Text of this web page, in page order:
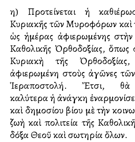
η) Προτείνεται ἡ
Κυριακῆς τῶν Μυροφόρων
ὡς ἡμέρας ἀφιερωμένης στὴν
Καθολικῆς Ὀρθοδοξίας, ὅπως
Κυριακὴ τῆς
ἀφιερωμένη στοὺς ἀγῶνες
Ἱεραποστολή. Ἔτσι, θὰ
καλύτερα ἡ ἀνάγκη
καὶ δημοσίου βίου μὲ τὴν
ζωὴ καὶ πολιτεία τῆς
δόξα Θεοῦ καὶ σωτηρία ὅλων.